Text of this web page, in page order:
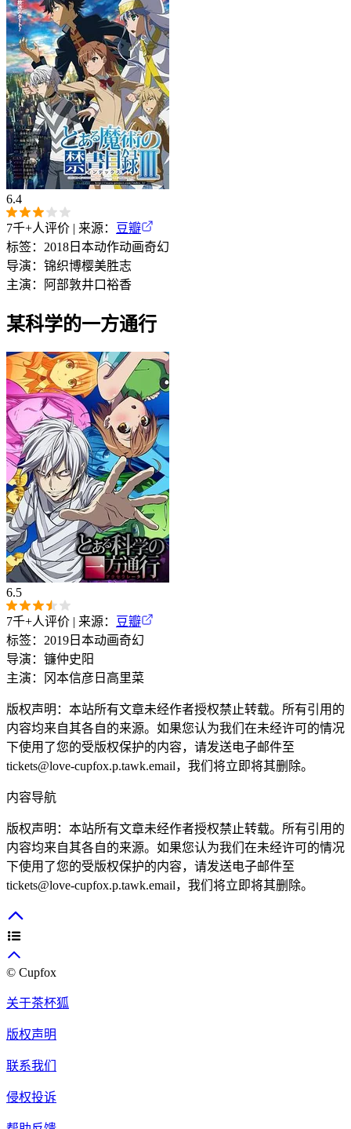
6.4
7千+人评价 | 来源：
豆瓣
标签： 2018 日本动作动画奇幻
导演： 锦织博樱美胜志
主演：
阿部敦井口裕香
某科学的一方通行
6.5
7千+人评价 | 来源：
豆瓣
标签： 2019 日本动画奇幻
导演： 镰仲史阳
主演：
冈本信彦 日高里菜
版权声明：本站所有文章未经作者授权禁止转载。所有引用的
内容均来自其各自的来源。如果您认为我们在未经许可的情况
下使用了您的受版权保护的内容，请发送电子邮件至
tickets@love-cupfox.p.tawk.email，我们将立即将其删除。
内容导航
版权声明：本站所有文章未经作者授权禁止转载。所有引用的
内容均来自其各自的来源。如果您认为我们在未经许可的情况
下使用了您的受版权保护的内容，请发送电子邮件至
tickets@love-cupfox.p.tawk.email，我们将立即将其删除。
© Cupfox
关于茶杯狐
版权声明
联系我们
侵权投诉